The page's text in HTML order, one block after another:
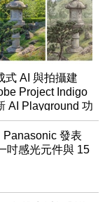
式 AI 與拍攝建
Project Indigo
AI Playground 功
發表
吋感光元件與 15